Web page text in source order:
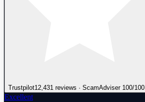
Trustpilot12,431 reviews · ScamAdviser 100/100
Excellent